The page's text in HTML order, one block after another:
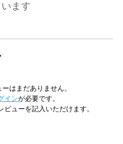
ます
はまだありません。
インが必要です。
ビューを記入いただけます。